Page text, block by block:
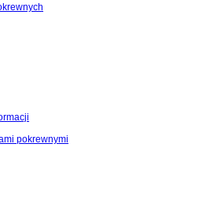
pokrewnymi